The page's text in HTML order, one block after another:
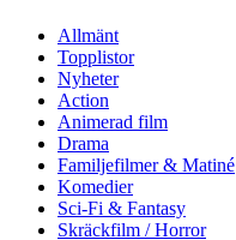
Allmänt
Topplistor
Nyheter
Action
Animerad film
Drama
Familjefilmer & Matiné
Komedier
Sci-Fi & Fantasy
Skräckfilm / Horror